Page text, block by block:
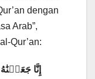
dengan
Arab”,
Qur’an: